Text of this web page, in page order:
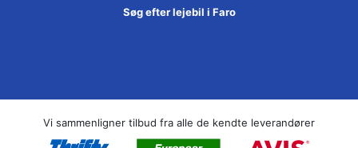
Søg efter lejebil i Faro
Vi sammenligner tilbud fra alle de kendte leverandører